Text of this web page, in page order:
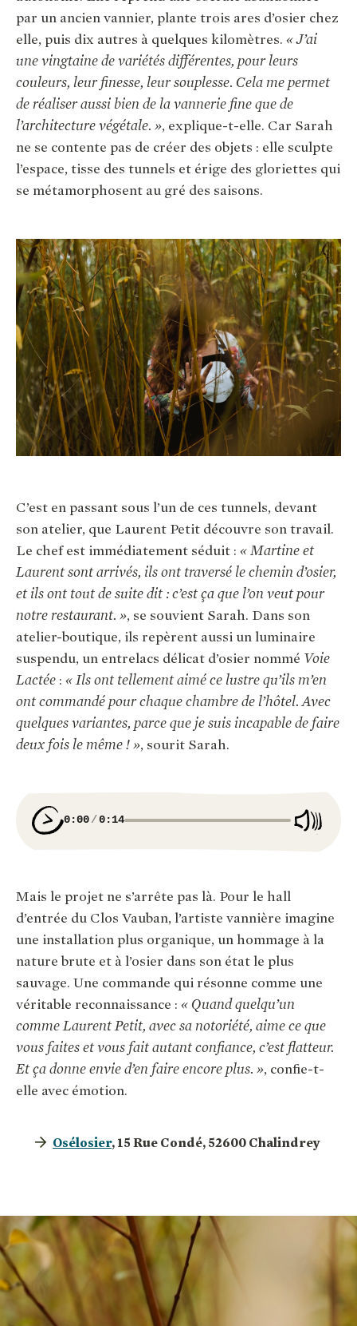
par un ancien vannier, plante trois ares d’osier chez
elle, puis dix autres à quelques kilomètres. « J’ai
une vingtaine de variétés différentes, pour leurs
couleurs, leur finesse, leur souplesse. Cela me permet
de réaliser aussi bien de la vannerie fine que de
l’architecture végétale. », explique-t-elle. Car Sarah
ne se contente pas de créer des objets : elle sculpte
l’espace, tisse des tunnels et érige des gloriettes qui
se métamorphosent au gré des saisons.
C’est en passant sous l’un de ces tunnels, devant
son atelier, que Laurent Petit découvre son travail.
Le chef est immédiatement séduit : « Martine et
Laurent sont arrivés, ils ont traversé le chemin d’osier,
et ils ont tout de suite dit : c’est ça que l’on veut pour
notre restaurant. », se souvient Sarah. Dans son
atelier-boutique, ils repèrent aussi un luminaire
suspendu, un entrelacs délicat d’osier nommé Voie
Lactée : « Ils ont tellement aimé ce lustre qu’ils m’en
ont commandé pour chaque chambre de l’hôtel. Avec
quelques variantes, parce que je suis incapable de faire
deux fois le même ! », sourit Sarah.
0:00 0:14
Mais le projet ne s’arrête pas là. Pour le hall
d’entrée du Clos Vauban, l’artiste vannière imagine
une installation plus organique, un hommage à la
nature brute et à l’osier dans son état le plus
sauvage. Une commande qui résonne comme une
véritable reconnaissance : « Quand quelqu’un
comme Laurent Petit, avec sa notoriété, aime ce que
vous faites et vous fait autant confiance, c’est flatteur.
Et ça donne envie d’en faire encore plus. », confie-t-
elle avec émotion.
Osélosier, 15 Rue Condé, 52600 Chalindrey